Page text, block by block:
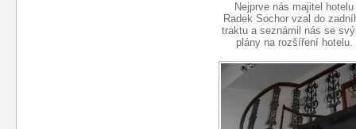
Nejprve nás majitel hotelu
Radek Sochor vzal do
traktu a seznámil nás se
plány na rozšíření hotelu.